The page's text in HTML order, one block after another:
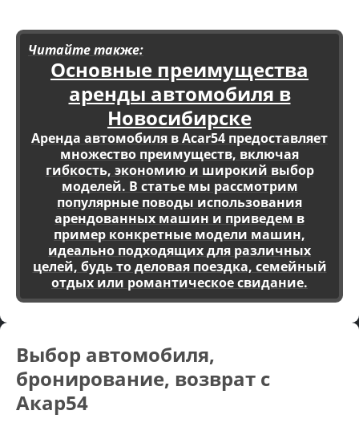
Читайте также:
Основные преимущества
аренды автомобиля в
Новосибирске
Аренда автомобиля в Acar54 предоставляет
множество преимуществ, включая
гибкость, экономию и широкий выбор
моделей. В статье мы рассмотрим
популярные поводы использования
арендованных машин и приведем в
пример конкретные модели машин,
идеально подходящих для различных
целей, будь то деловая поездка, семейный
отдых или романтическое свидание.
Выбор автомобиля,
бронирование, возврат с
Акар54